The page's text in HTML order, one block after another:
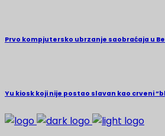
Prvo kompjutersko ubrzanje saobraćaja u
Yu kiosk koji nije postao slavan kao crveni